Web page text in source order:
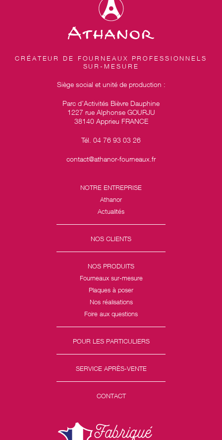
CRÉATEUR DE FOURNEAUX PROFESSIONNELS
SUR-MESURE
Siège social et unité de production :
Parc d’Activités Bièvre Dauphine
1227 rue Alphonse GOURJU
38140 Apprieu FRANCE
Tél. 04 76 93 03 26
contact@athanor-fourneaux.fr
NOTRE ENTREPRISE
Athanor
Actualités
NOS CLIENTS
NOS PRODUITS
Fourneaux sur-mesure
Plaques à poser
Nos réalisations
Foire aux questions
POUR LES PARTICULIERS
SERVICE APRÈS-VENTE
CONTACT